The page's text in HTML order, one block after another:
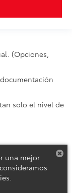
(Opciones,
solo el nivel de
una mejor